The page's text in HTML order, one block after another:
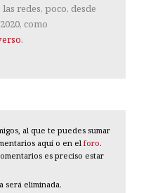
redes, poco, desde
como
.
al que te puedes sumar
aquí o en el foro.
es preciso estar
será eliminada.